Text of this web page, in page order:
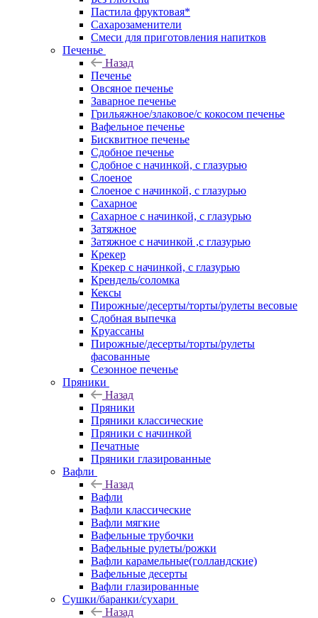
Пастила фруктовая*
Сахарозаменители
Смеси для приготовления напитков
Печенье
Назад
Печенье
Овсяное печенье
Заварное печенье
Грильяжное/злаковое/с кокосом печенье
Вафельное печенье
Бисквитное печенье
Сдобное печенье
Сдобное с начинкой, с глазурью
Слоеное
Слоеное с начинкой, с глазурью
Сахарное
Сахарное с начинкой, с глазурью
Затяжное
Затяжное с начинкой ,с глазурью
Крекер
Крекер с начинкой, с глазурью
Крендель/соломка
Кексы
Пирожные/десерты/торты/рулеты весовые
Сдобная выпечка
Круассаны
Пирожные/десерты/торты/рулеты
фасованные
Сезонное печенье
Пряники
Назад
Пряники
Пряники классические
Пряники с начинкой
Печатные
Пряники глазированные
Вафли
Назад
Вафли
Вафли классические
Вафли мягкие
Вафельные трубочки
Вафельные рулеты/рожки
Вафли карамельные(голландские)
Вафельные десерты
Вафли глазированные
Сушки/баранки/сухари
Назад